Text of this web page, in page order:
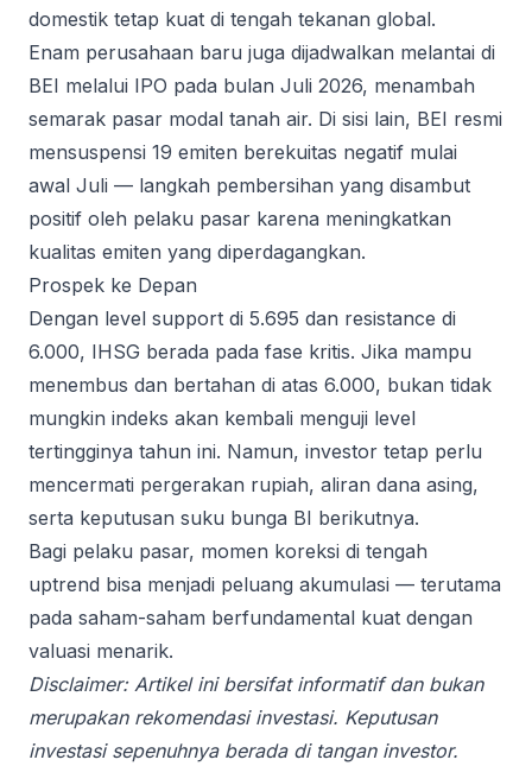
domestik tetap kuat di tengah tekanan global.
Enam perusahaan baru juga dijadwalkan melantai di
BEI melalui IPO pada bulan Juli 2026, menambah
semarak pasar modal tanah air. Di sisi lain, BEI resmi
mensuspensi 19 emiten berekuitas negatif mulai
awal Juli — langkah pembersihan yang disambut
positif oleh pelaku pasar karena meningkatkan
kualitas emiten yang diperdagangkan.
Prospek ke Depan
Dengan level support di 5.695 dan resistance di
6.000, IHSG berada pada fase kritis. Jika mampu
menembus dan bertahan di atas 6.000, bukan tidak
mungkin indeks akan kembali menguji level
tertingginya tahun ini. Namun, investor tetap perlu
mencermati pergerakan rupiah, aliran dana asing,
serta keputusan suku bunga BI berikutnya.
Bagi pelaku pasar, momen koreksi di tengah
uptrend bisa menjadi peluang akumulasi — terutama
pada saham-saham berfundamental kuat dengan
valuasi menarik.
Disclaimer: Artikel ini bersifat informatif dan bukan
merupakan rekomendasi investasi. Keputusan
investasi sepenuhnya berada di tangan investor.